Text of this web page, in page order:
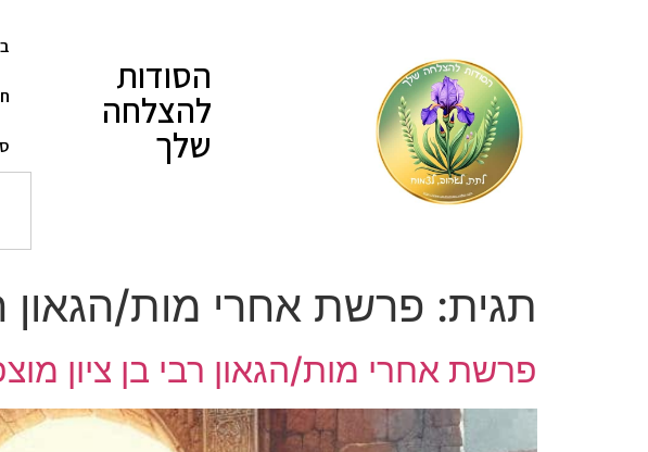
הסודות
להצלחה
שלך
תגית: פרשת אחרי מות/הגאון
פרשת אחרי מות/הגאון רבי בן ציון